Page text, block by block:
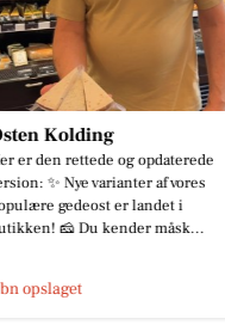
Kolding
er den rettede og opdaterede
✨ Nye varianter af vores
gedeost er landet i
🧀 Du kender måsk...
opslaget